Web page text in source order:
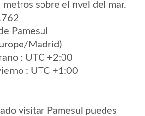
sobre el nvel del mar.
Pamesul
Madrid)
: UTC +2:00
: UTC +1:00
visitar Pamesul puedes